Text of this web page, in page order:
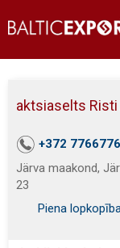
aktsiaselts Risti
+372 7766776
Järva maakond,
23
Piena